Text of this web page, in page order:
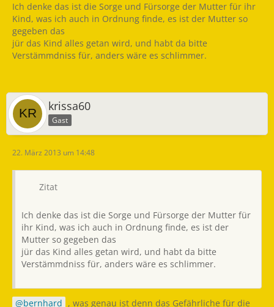
Ich denke das ist die Sorge und Fürsorge der Mutter für ihr
Kind, was ich auch in Ordnung finde, es ist der Mutter so
gegeben das
jür das Kind alles getan wird, und habt da bitte
Verstämmdniss für, anders wäre es schlimmer.
krissa60
Gast
22. März 2013 um 14:48
Zitat
Ich denke das ist die Sorge und Fürsorge der Mutter für
ihr Kind, was ich auch in Ordnung finde, es ist der
Mutter so gegeben das
jür das Kind alles getan wird, und habt da bitte
Verstämmdniss für, anders wäre es schlimmer.
bernhard , was genau ist denn das Gefährliche für die